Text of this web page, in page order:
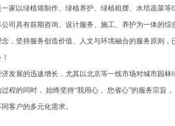
以绿植墙制作、绿植养护、绿植租摆、水培蔬菜等
司具有前期咨询、设计服务、施工、养护为一体的综
，坚持服务创造价值、人文与环境融合的服务原则，
展的迅速增长，尤其以北京等一线市场对城市园林
程的同时， 始终坚持“我用心， 您省心”的服务宗旨
客户的多元化需求。